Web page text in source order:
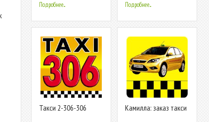
Подробнее... Подробнее...
Такси 2-306-306 Камилла: заказ такси